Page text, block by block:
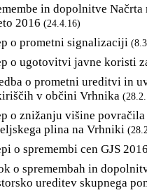
in dopolnitve
2016 (24.4.16)
o prometni signalizaciji
o ugotovitvi javne koristi
o prometni ureditvi in
v občini Vrhnika
o znižanju višine
plina na Vrhniki
o spremembi cen GJS
o spremembah in
ureditev skupnega